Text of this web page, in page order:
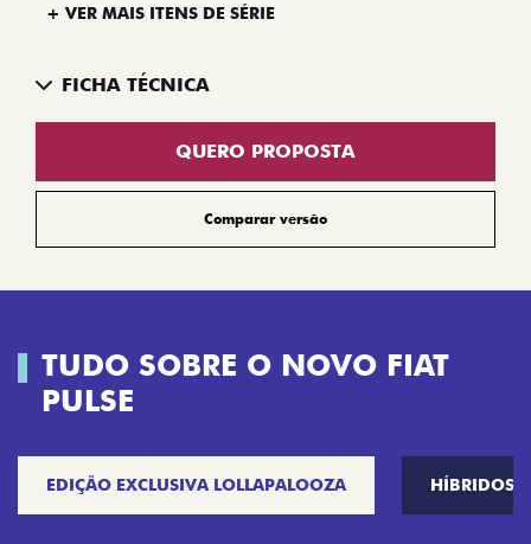
+ VER MAIS ITENS DE SÉRIE
FICHA TÉCNICA
QUERO PROPOSTA
Comparar versão
TUDO SOBRE O NOVO FIAT
PULSE
EDIÇÃO EXCLUSIVA LOLLAPALOOZA HÍBRIDOS